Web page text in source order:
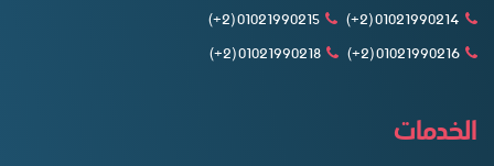
01021990214 (2+)
01021990215 (2+)
01021990216 (2+)
01021990218 (2+)
الخدمات